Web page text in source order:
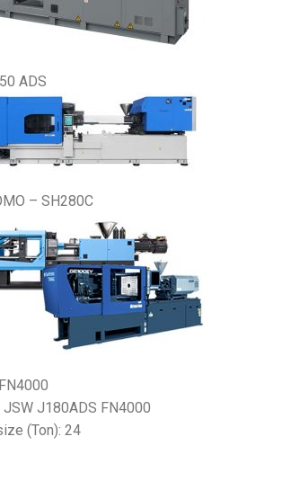
ADS
– SH280C
J180ADS FN4000
(Ton): 24